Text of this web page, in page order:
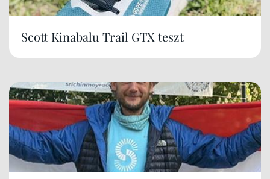
Scott Kinabalu Trail GTX teszt